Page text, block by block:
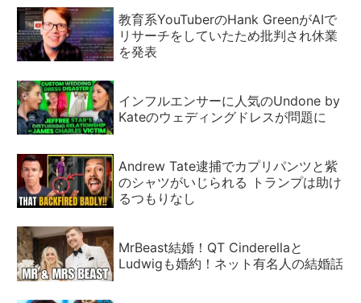
教育系YouTuberのHank GreenがAIで
リサーチをしていたため批判され休業
を発表
インフルエンサーに人気のUndone by
Kateのウェディングドレスが問題に
Andrew Tate逮捕でカプリパンツと紫
のシャツがいじられる トランプは助け
るつもりなし
MrBeast結婚！QT Cinderellaと
Ludwigも婚約！ネット有名人の結婚話